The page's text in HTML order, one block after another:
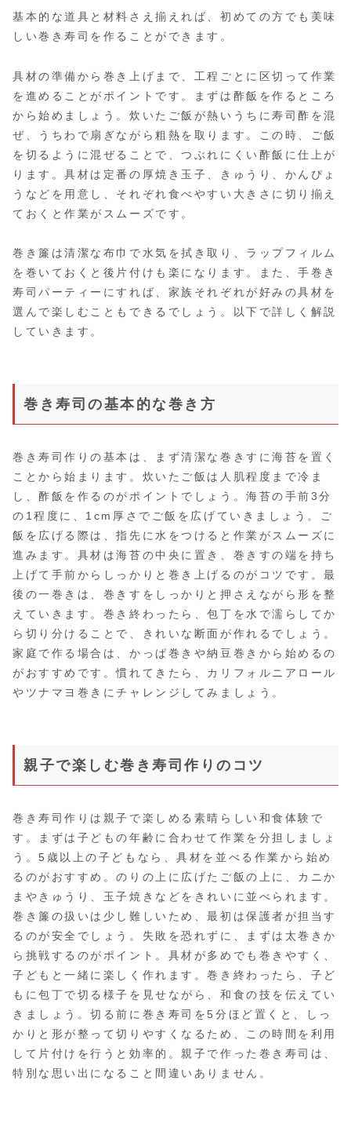
基本的な道具と材料さえ揃えれば、初めての方でも美味
しい巻き寿司を作ることができます。
具材の準備から巻き上げまで、工程ごとに区切って作業
を進めることがポイントです。まずは酢飯を作るところ
から始めましょう。炊いたご飯が熱いうちに寿司酢を混
ぜ、うちわで扇ぎながら粗熱を取ります。この時、ご飯
を切るように混ぜることで、つぶれにくい酢飯に仕上が
ります。具材は定番の厚焼き玉子、きゅうり、かんぴょ
うなどを用意し、それぞれ食べやすい大きさに切り揃え
ておくと作業がスムーズです。
巻き簾は清潔な布巾で水気を拭き取り、ラップフィルム
を巻いておくと後片付けも楽になります。また、手巻き
寿司パーティーにすれば、家族それぞれが好みの具材を
選んで楽しむこともできるでしょう。以下で詳しく解説
していきます。
巻き寿司の基本的な巻き方
巻き寿司作りの基本は、まず清潔な巻きすに海苔を置く
ことから始まります。炊いたご飯は人肌程度まで冷ま
し、酢飯を作るのがポイントでしょう。海苔の手前3分
の1程度に、1cm厚さでご飯を広げていきましょう。ご
飯を広げる際は、指先に水をつけると作業がスムーズに
進みます。具材は海苔の中央に置き、巻きすの端を持ち
上げて手前からしっかりと巻き上げるのがコツです。最
後の一巻きは、巻きすをしっかりと押さえながら形を整
えていきます。巻き終わったら、包丁を水で濡らしてか
ら切り分けることで、きれいな断面が作れるでしょう。
家庭で作る場合は、かっぱ巻きや納豆巻きから始めるの
がおすすめです。慣れてきたら、カリフォルニアロール
やツナマヨ巻きにチャレンジしてみましょう。
親子で楽しむ巻き寿司作りのコツ
巻き寿司作りは親子で楽しめる素晴らしい和食体験で
す。まずは子どもの年齢に合わせて作業を分担しましょ
う。5歳以上の子どもなら、具材を並べる作業から始め
るのがおすすめ。のりの上に広げたご飯の上に、カニか
まやきゅうり、玉子焼きなどをきれいに並べられます。
巻き簾の扱いは少し難しいため、最初は保護者が担当す
るのが安全でしょう。失敗を恐れずに、まずは太巻きか
ら挑戦するのがポイント。具材が多めでも巻きやすく、
子どもと一緒に楽しく作れます。巻き終わったら、子ど
もに包丁で切る様子を見せながら、和食の技を伝えてい
きましょう。切る前に巻き寿司を5分ほど置くと、しっ
かりと形が整って切りやすくなるため、この時間を利用
して片付けを行うと効率的。親子で作った巻き寿司は、
特別な思い出になること間違いありません。